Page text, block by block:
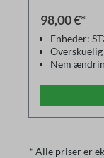
98,00 €*
Enheder:
Nem
Gemte
backup
* Alle priser er